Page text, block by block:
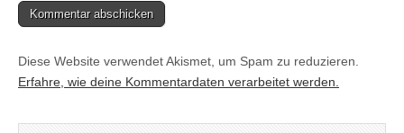
Diese Website verwendet Akismet, um Spam zu reduzieren.
Erfahre, wie deine Kommentardaten verarbeitet werden.